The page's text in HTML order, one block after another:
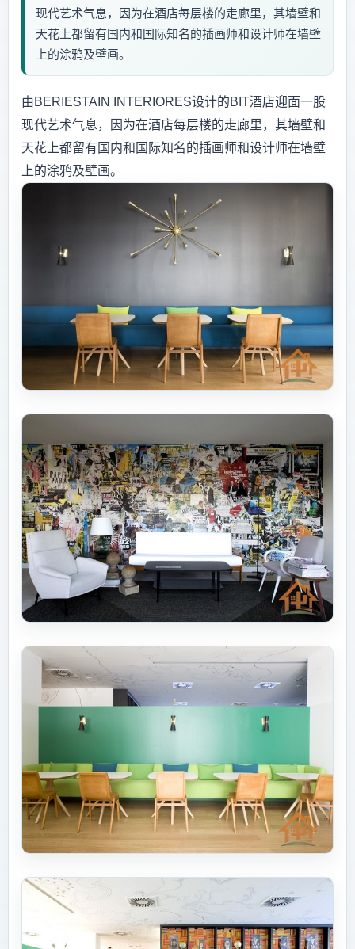
现代艺术气息，因为在酒店每层楼的走廊里，其墙壁和
天花上都留有国内和国际知名的插画师和设计师在墙壁
上的涂鸦及壁画。
由BERIESTAIN INTERIORES设计的BIT酒店迎面一股
现代艺术气息，因为在酒店每层楼的走廊里，其墙壁和
天花上都留有国内和国际知名的插画师和设计师在墙壁
上的涂鸦及壁画。